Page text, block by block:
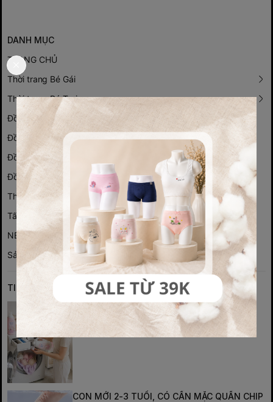
DANH MỤC
TRANG CHỦ
Thời trang Bé Gái
Thời trang Bé Trai
Đồ lót Bé Gái
Đồ lót Bé Trai
Đồ lót Nữ
Đồ lót Nam
Thời trang trung niên
Tất, vớ gia đình
NEW ARRIVAL
Sản phẩm độc quyền xuất AEON
TIN TỨC NỔI BẬT
THỜI TIẾT NỒM ẨM "BA/MẸ CẦN LÀM GÌ ĐỂ
GIỮ NỘI Y SẠCH CHO BÉ".
CON MỚI 2-3 TUỔI, CÓ CẦN MẶC QUẦN CHIP